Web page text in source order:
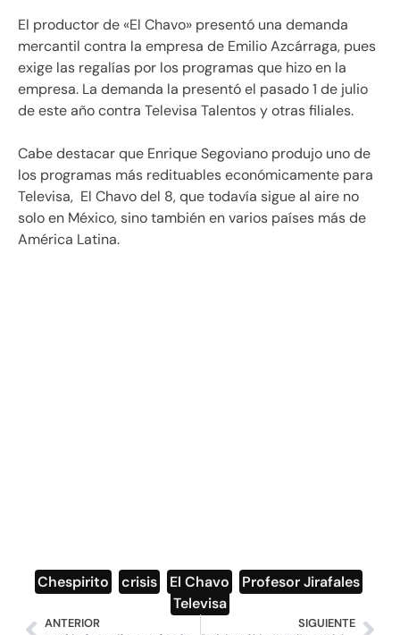
El productor de «El Chavo» presentó una demanda
mercantil contra la empresa de Emilio Azcárraga, pues
exige las regalías por los programas que hizo en la
empresa. La demanda la presentó el pasado 1 de julio
de este año contra Televisa Talentos y otras filiales.
Cabe destacar que Enrique Segoviano produjo uno de
los programas más redituables económicamente para
Televisa, El Chavo del 8, que todavía sigue al aire no
solo en México, sino también en varios países más de
América Latina.
Chespirito crisis El Chavo Profesor Jirafales
Televisa
ANTERIOR SIGUIENTE